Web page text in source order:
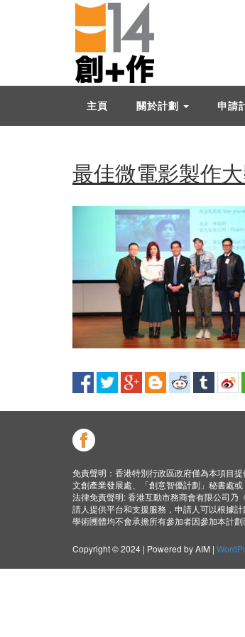
主頁 關於計劃 申請
最佳微電影製作
免責聲明：香港特別行政區政府僅為本項目
文創產業發展處、「創意智優計劃」秘書處或
法律免責聲明: 香港互動市務商會有限公司乃
請人提供平台和支援服務，申請人可以根據
學術圑體均不會承擔所有參加者因參加本計
Copyright © 2024 | Powered by AIM |